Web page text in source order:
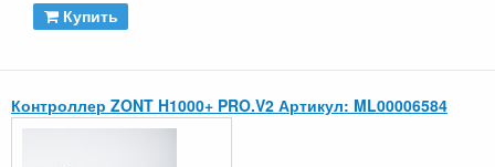
Купить
Контроллер ZONT H1000+ PRO.V2 Артикул: ML00006584